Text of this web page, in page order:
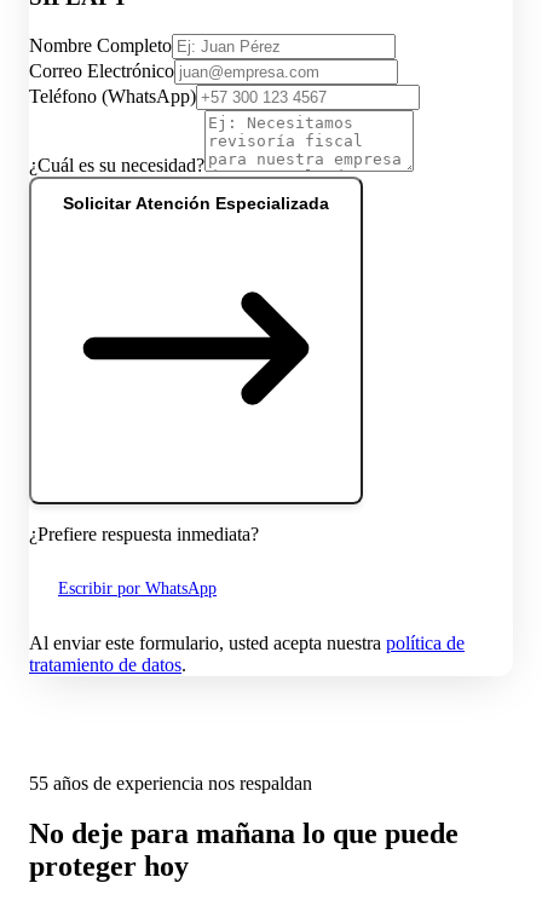
Nombre Completo
Correo Electrónico
Teléfono (WhatsApp)
¿Cuál es su necesidad?
¿Prefiere respuesta inmediata?
Escribir por WhatsApp
Al enviar este formulario, usted acepta nuestra política de
tratamiento de datos.
55 años de experiencia nos respaldan
No deje para mañana lo que puede
proteger hoy